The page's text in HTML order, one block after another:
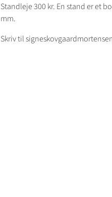
Standleje 300 kr. En stand er et
mm.
Skriv til